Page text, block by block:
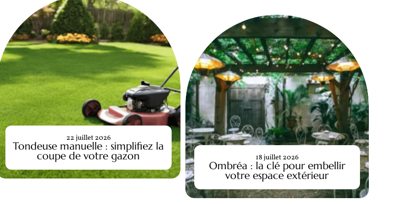
Tondeuse manuelle : simplifiez la
coupe de votre gazon
22 juillet 2026
Ombréa : la clé pour embellir
votre espace extérieur
18 juillet 2026